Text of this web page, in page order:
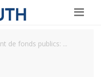
de fonds publics: ...